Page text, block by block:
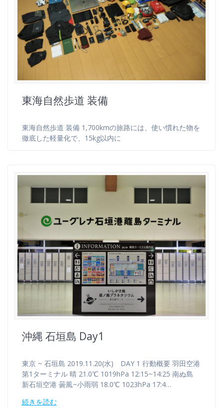
東海自然歩道 装備
東海自然歩道 装備 1,700kmの旅路には、使い慣れた物を
徹底した軽量化で、15kg以内に
沖縄 石垣島 Day1
東京 ~ 石垣島 2019.11.20(水) DAY 1 行動概要 羽田空港
第1ターミナル 晴 21.0℃ 1019hPa 12:15~14:25 南ぬ島
新石垣空港 曇風~小雨弱 18.0℃ 1023hPa 17:4…
続きを読む